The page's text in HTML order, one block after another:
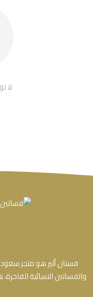
لا
فستان أثير هو متجر
والفساتين النسائية